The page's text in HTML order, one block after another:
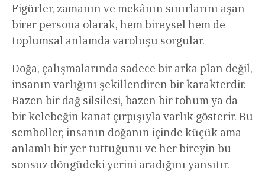
Figürler, zamanın ve mekânın sınırlarını aşan
birer persona olarak, hem bireysel hem de
toplumsal anlamda varoluşu sorgular.
Doğa, çalışmalarında sadece bir arka plan değil,
insanın varlığını şekillendiren bir karakterdir.
Bazen bir dağ silsilesi, bazen bir tohum ya da
bir kelebeğin kanat çırpışıyla varlık gösterir. Bu
semboller, insanın doğanın içinde küçük ama
anlamlı bir yer tuttuğunu ve her bireyin bu
sonsuz döngüdeki yerini aradığını yansıtır.